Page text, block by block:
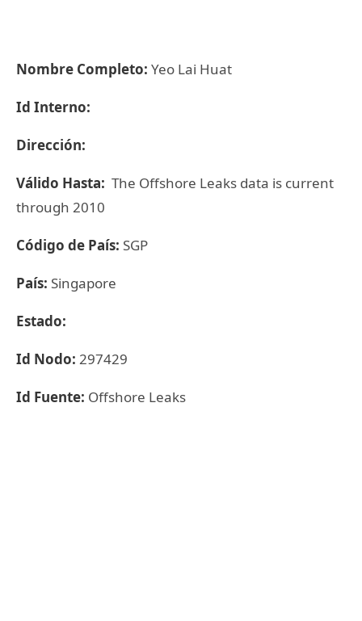
Nombre Completo: Yeo Lai Huat
Id Interno:
Dirección:
Válido Hasta: The Offshore Leaks data is current
through 2010
Código de País: SGP
País: Singapore
Estado:
Id Nodo: 297429
Id Fuente: Offshore Leaks